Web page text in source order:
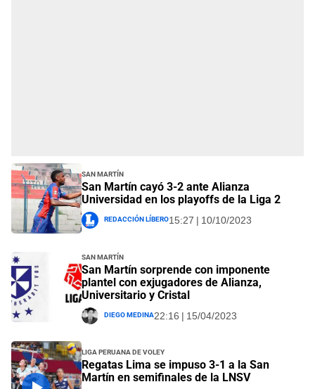
San Martín
San Martín cayó 3-2 ante Alianza
Universidad en los playoffs de la Liga 2
Redacción Líbero15:27 | 10/10/2023
San Martín
San Martín sorprende con imponente
plantel con exjugadores de Alianza,
Universitario y Cristal
Diego Medina22:16 | 15/04/2023
Liga Peruana de Voley
Regatas Lima se impuso 3-1 a la San
Martín en semifinales de la LNSV